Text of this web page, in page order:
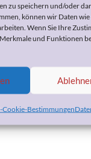
zu speichern und/oder
können wir Daten
Wenn Sie Ihre
und Funktionen
Cookie-Bestimmungen